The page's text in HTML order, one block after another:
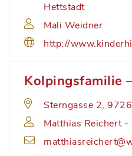
Hettstadt
Mali Weidner
http://
Kolpingsfamilie
Sterngasse 2,
Matthias Reichert